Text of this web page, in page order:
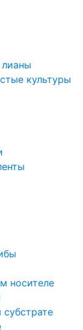
культуры
носителе